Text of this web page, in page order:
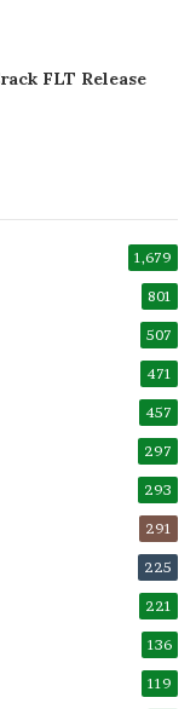
FLT Release
1,679
801
507
471
457
297
293
291
225
221
136
119